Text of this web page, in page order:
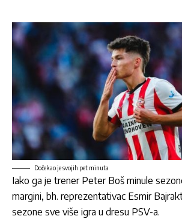
Dočekao je svojih pet minuta
Iako ga je trener Peter Boš minule
margini, bh. reprezentativac Esmir
sezone sve više igra u dresu PSV-a.